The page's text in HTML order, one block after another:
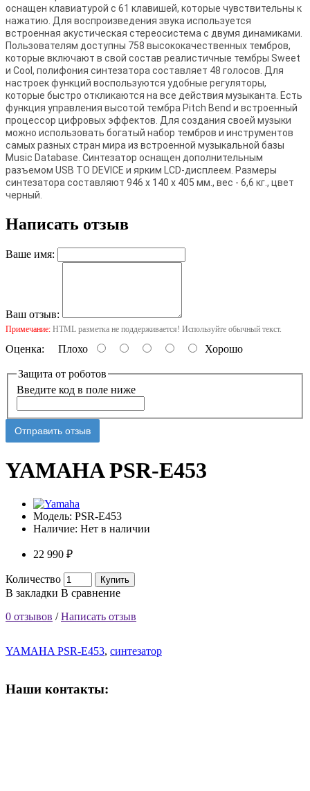
оснащен клавиатурой с 61 клавишей, которые чувствительны к
нажатию. Для воспроизведения звука используется
встроенная акустическая стереосистема с двумя динамиками.
Пользователям доступны 758 высококачественных тембров,
которые включают в свой состав реалистичные тембры Sweet
и Cool, полифония синтезатора составляет 48 голосов. Для
настроек функций воспользуются удобные регуляторы,
которые быстро откликаются на все действия музыканта. Есть
функция управления высотой тембра Pitch Bend и встроенный
процессор цифровых эффектов. Для создания своей музыки
можно использовать богатый набор тембров и инструментов
самых разных стран мира из встроенной музыкальной базы
Music Database. Синтезатор оснащен дополнительным
разъемом USB TO DEVICE и ярким LCD-дисплеем. Размеры
синтезатора составляют 946 х 140 х 405 мм., вес - 6,6 кг., цвет
черный.
Написать отзыв
Ваше имя:
Ваш отзыв:
Примечание: HTML разметка не поддерживается! Используйте обычный текст.
Оценка: Плохо Хорошо
Защита от роботов
Введите код в поле ниже
Отправить отзыв
YAMAHA PSR-E453
Модель: PSR-E453
Наличие: Нет в наличии
22 990 ₽
Количество Купить
В закладки В сравнение
0 отзывов /Написать отзыв
YAMAHA PSR-E453, синтезатор
Наши контакты: